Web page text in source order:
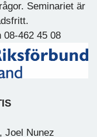
Seminariet är
08-462 45 08
Joel Nunez